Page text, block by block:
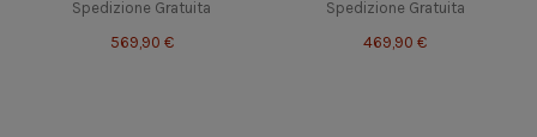
Spedizione Gratuita
569,90 €
Spedizione Gratuita
469,90 €